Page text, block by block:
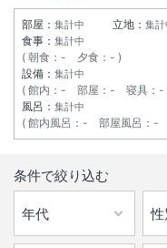
清潔・安心・低料金にて旅
部屋： 集計中 立地： 集計
食事： 集計中
朝食 ： - 夕食 ： -
設備： 集計中
館内 ： - 部屋 ： - 寝具 ： -
風呂： 集計中
館内風呂 ： - 部屋風呂 ： -
条件で絞り込む